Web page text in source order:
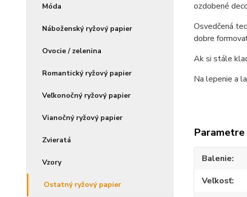
Móda
Náboženský ryžový papier
Ovocie / zelenina
Romantický ryžový papier
Veľkonočný ryžový papier
Vianočný ryžový papier
Zvieratá
Vzory
Ostatný ryžový papier
ozdobené
Osvedčená
dobre
Ak si stále
Na lepenie a
Parametre
Balenie
Veľkosť